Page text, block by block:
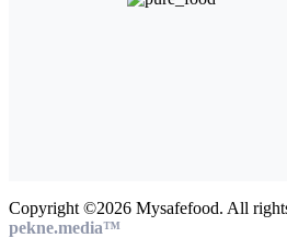
Copyright ©2026 Mysafefood. All
pekne.media™